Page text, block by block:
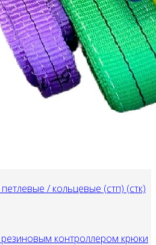
/ кольцевые (стп) (стк)